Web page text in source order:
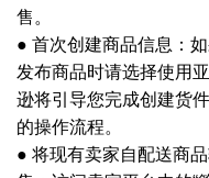
售。
● 首次创建商品信息：
发布商品时请选择使用
逊将引导您完成创建货
的操作流程。
● 将现有卖家自配送商